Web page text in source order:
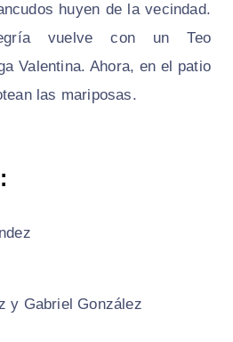
huyen de la vecindad.
vuelve con un Teo
Valentina. Ahora, en el patio
las mariposas.
y Gabriel González